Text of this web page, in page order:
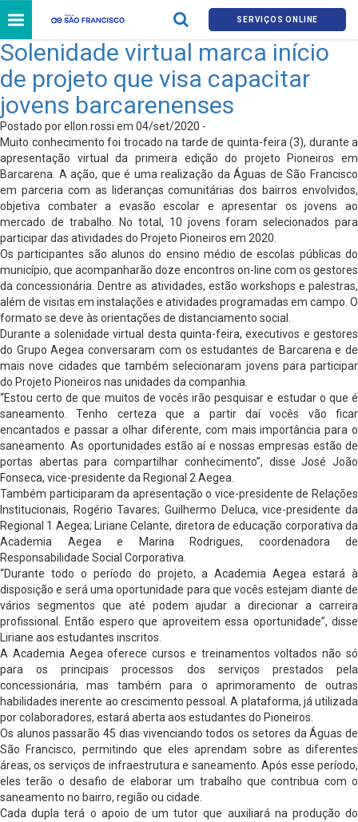
SERVIÇOS ONLINE
Solenidade virtual marca início
de projeto que visa capacitar
jovens barcarenenses
Postado por ellon.rossi em 04/set/2020 -
Muito conhecimento foi trocado na tarde de quinta-feira (3), durante a
apresentação virtual da primeira edição do projeto Pioneiros em
Barcarena. A ação, que é uma realização da Águas de São Francisco
em parceria com as lideranças comunitárias dos bairros envolvidos,
objetiva combater a evasão escolar e apresentar os jovens ao
mercado de trabalho. No total, 10 jovens foram selecionados para
participar das atividades do Projeto Pioneiros em 2020.
Os participantes são alunos do ensino médio de escolas públicas do
município, que acompanharão doze encontros on-line com os gestores
da concessionária. Dentre as atividades, estão workshops e palestras,
além de visitas em instalações e atividades programadas em campo. O
formato se deve às orientações de distanciamento social.
Durante a solenidade virtual desta quinta-feira, executivos e gestores
do Grupo Aegea conversaram com os estudantes de Barcarena e de
mais nove cidades que também selecionaram jovens para participar
do Projeto Pioneiros nas unidades da companhia.
“Estou certo de que muitos de vocês irão pesquisar e estudar o que é
saneamento. Tenho certeza que a partir daí vocês vão ficar
encantados e passar a olhar diferente, com mais importância para o
saneamento. As oportunidades estão aí e nossas empresas estão de
portas abertas para compartilhar conhecimento”, disse José João
Fonseca, vice-presidente da Regional 2 Aegea.
Também participaram da apresentação o vice-presidente de Relações
Institucionais, Rogério Tavares; Guilhermo Deluca, vice-presidente da
Regional 1 Aegea; Liriane Celante, diretora de educação corporativa da
Academia Aegea e Marina Rodrigues, coordenadora de
Responsabilidade Social Corporativa.
“Durante todo o período do projeto, a Academia Aegea estará à
disposição e será uma oportunidade para que vocês estejam diante de
vários segmentos que até podem ajudar a direcionar a carreira
profissional. Então espero que aproveitem essa oportunidade”, disse
Liriane aos estudantes inscritos.
A Academia Aegea oferece cursos e treinamentos voltados não só
para os principais processos dos serviços prestados pela
concessionária, mas também para o aprimoramento de outras
habilidades inerente ao crescimento pessoal. A plataforma, já utilizada
por colaboradores, estará aberta aos estudantes do Pioneiros.
Os alunos passarão 45 dias vivenciando todos os setores da Águas de
São Francisco, permitindo que eles aprendam sobre as diferentes
áreas, os serviços de infraestrutura e saneamento. Após esse período,
eles terão o desafio de elaborar um trabalho que contribua com o
saneamento no bairro, região ou cidade.
Cada dupla terá o apoio de um tutor que auxiliará na produção do